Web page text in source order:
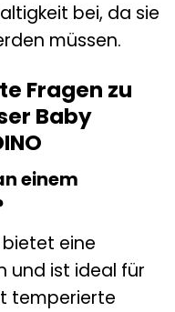
bei, da sie
müssen.
Fragen zu
Baby
einem
bietet eine
und ist ideal für
temperierte